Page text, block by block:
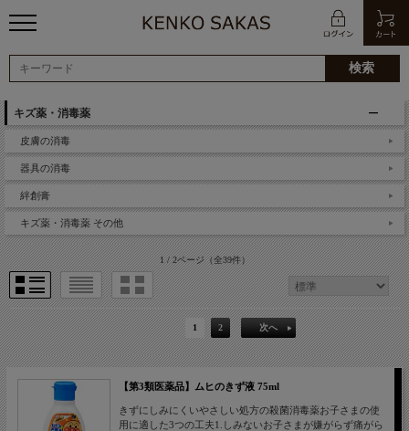
キズ薬・消毒薬
皮膚の消毒
器具の消毒
絆創膏
キズ薬・消毒薬 その他
1 / 2ページ（全39件）
1 2 次へ
【第3類医薬品】ムヒのきず液 75ml
きずにしみにくいやさしい処方の殺菌消毒薬お子さまの使
用に適した3つの工夫1.しみないお子さまが嫌がらず痛がら